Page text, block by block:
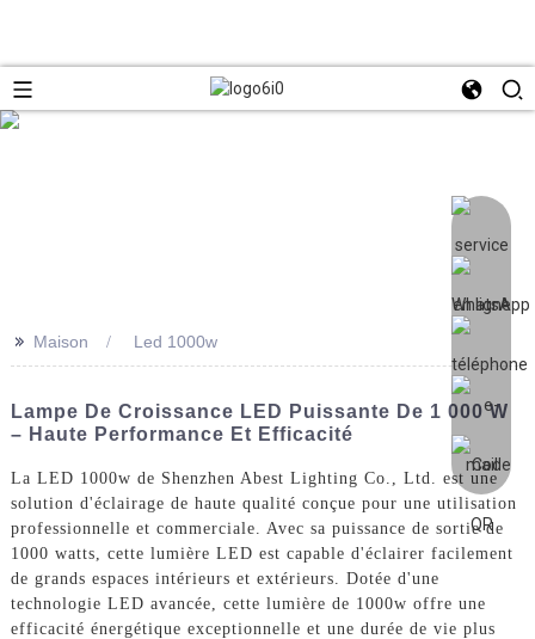
>> Maison Led 1000w
Lampe De Croissance LED Puissante De 1 000 W
– Haute Performance Et Efficacité
La LED 1000w de Shenzhen Abest Lighting Co., Ltd. est une
solution d'éclairage de haute qualité conçue pour une utilisation
professionnelle et commerciale. Avec sa puissance de sortie de
1000 watts, cette lumière LED est capable d'éclairer facilement
de grands espaces intérieurs et extérieurs. Dotée d'une
technologie LED avancée, cette lumière de 1000w offre une
efficacité énergétique exceptionnelle et une durée de vie plus